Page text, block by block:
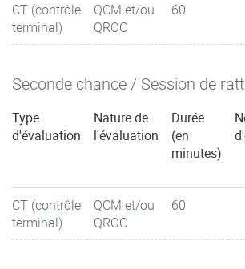
CT (contrôle
terminal)
QCM et/ou
QROC
60
Seconde chance / Session de
Type
d'évaluation
Nature de
l'évaluation
Durée
(en
minutes)
CT (contrôle
terminal)
QCM et/ou
QROC
60